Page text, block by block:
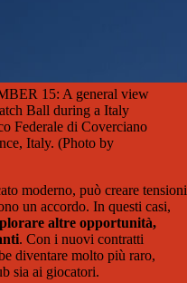
15: A general view
Ball during a Italy
Federale di Coverciano
Italy. (Photo by
moderno, può creare tensioni
un accordo. In questi casi,
altre opportunità,
. Con i nuovi contratti
diventare molto più raro,
sia ai giocatori.